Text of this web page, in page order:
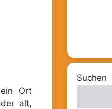
Ort
alt,
Suchen